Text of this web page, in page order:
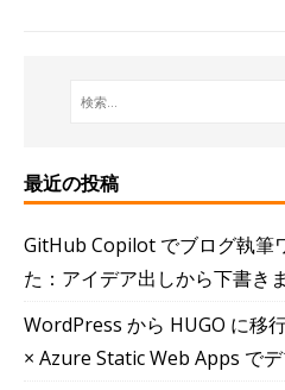
最近の投稿
GitHub Copilot でブログ執筆
た：アイデア出しから下書き
WordPress から HUGO に移
× Azure Static Web Apps でデ